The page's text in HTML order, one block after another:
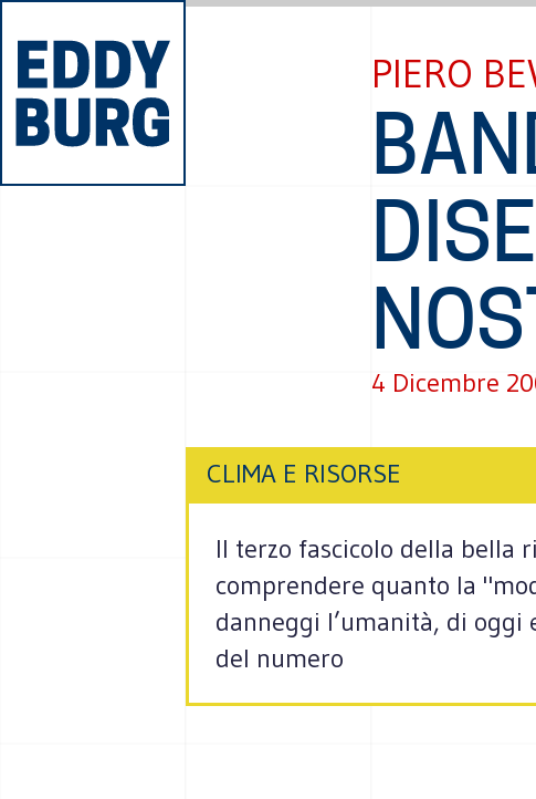
PIERO
4 Dicembre
CLIMA E RISORSE
Il terzo fascicolo della bella
comprendere quanto la
danneggi l’umanità, di
del numero